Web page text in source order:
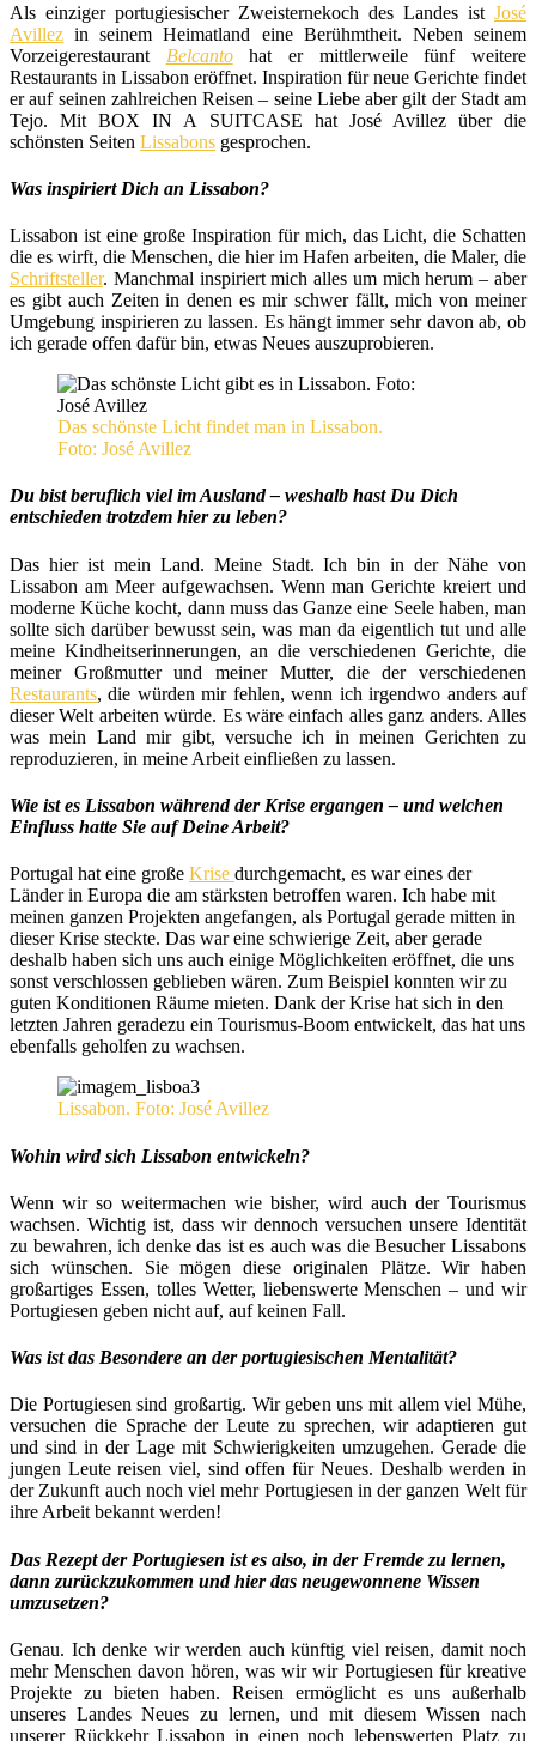
Als einziger portugiesischer Zweisternekoch des Landes ist José
Avillez in seinem Heimatland eine Berühmtheit. Neben seinem
Vorzeigerestaurant Belcantohat er mittlerweile fünf weitere
Restaurants in Lissabon eröffnet. Inspiration für neue Gerichte findet
er auf seinen zahlreichen Reisen – seine Liebe aber gilt der Stadt am
Tejo. Mit BOX IN A SUITCASE hat José Avillez über die
schönsten Seiten Lissabons gesprochen.
Was inspiriert Dich an Lissabon?
Lissabon ist eine große Inspiration für mich, das Licht, die Schatten
die es wirft, die Menschen, die hier im Hafen arbeiten, die Maler, die
Schriftsteller. Manchmal inspiriert mich alles um mich herum – aber
es gibt auch Zeiten in denen es mir schwer fällt, mich von meiner
Umgebung inspirieren zu lassen. Es hängt immer sehr davon ab, ob
ich gerade offen dafür bin, etwas Neues auszuprobieren.
Das schönste Licht findet man in Lissabon.
Foto: José Avillez
Du bist beruflich viel im Ausland – weshalb hast Du Dich
entschieden trotzdem hier zu leben?
Das hier ist mein Land. Meine Stadt. Ich bin in der Nähe von
Lissabon am Meer aufgewachsen. Wenn man Gerichte kreiert und
moderne Küche kocht, dann muss das Ganze eine Seele haben, man
sollte sich darüber bewusst sein, was man da eigentlich tut und alle
meine Kindheitserinnerungen, an die verschiedenen Gerichte, die
meiner Großmutter und meiner Mutter, die der verschiedenen
Restaurants, die würden mir fehlen, wenn ich irgendwo anders auf
dieser Welt arbeiten würde. Es wäre einfach alles ganz anders. Alles
was mein Land mir gibt, versuche ich in meinen Gerichten zu
reproduzieren, in meine Arbeit einfließen zu lassen.
Wie ist es Lissabon während der Krise ergangen – und welchen
Einfluss hatte Sie auf Deine Arbeit?
Portugal hat eine große Krise durchgemacht, es war eines der
Länder in Europa die am stärksten betroffen waren. Ich habe mit
meinen ganzen Projekten angefangen, als Portugal gerade mitten in
dieser Krise steckte. Das war eine schwierige Zeit, aber gerade
deshalb haben sich uns auch einige Möglichkeiten eröffnet, die uns
sonst verschlossen geblieben wären. Zum Beispiel konnten wir zu
guten Konditionen Räume mieten. Dank der Krise hat sich in den
letzten Jahren geradezu ein Tourismus-Boom entwickelt, das hat uns
ebenfalls geholfen zu wachsen.
Lissabon. Foto: José Avillez
Wohin wird sich Lissabon entwickeln?
Wenn wir so weitermachen wie bisher, wird auch der Tourismus
wachsen. Wichtig ist, dass wir dennoch versuchen unsere Identität
zu bewahren, ich denke das ist es auch was die Besucher Lissabons
sich wünschen. Sie mögen diese originalen Plätze. Wir haben
großartiges Essen, tolles Wetter, liebenswerte Menschen – und wir
Portugiesen geben nicht auf, auf keinen Fall.
Was ist das Besondere an der portugiesischen Mentalität?
Die Portugiesen sind großartig. Wir geben uns mit allem viel Mühe,
versuchen die Sprache der Leute zu sprechen, wir adaptieren gut
und sind in der Lage mit Schwierigkeiten umzugehen. Gerade die
jungen Leute reisen viel, sind offen für Neues. Deshalb werden in
der Zukunft auch noch viel mehr Portugiesen in der ganzen Welt für
ihre Arbeit bekannt werden!
Das Rezept der Portugiesen ist es also, in der Fremde zu lernen,
dann zurückzukommen und hier das neugewonnene Wissen
umzusetzen?
Genau. Ich denke wir werden auch künftig viel reisen, damit noch
mehr Menschen davon hören, was wir wir Portugiesen für kreative
Projekte zu bieten haben. Reisen ermöglicht es uns außerhalb
unseres Landes Neues zu lernen, und mit diesem Wissen nach
unserer Rückkehr Lissabon in einen noch lebenswerten Platz zu